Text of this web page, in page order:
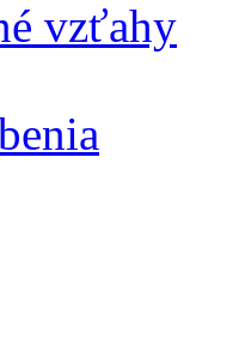
vzťahy